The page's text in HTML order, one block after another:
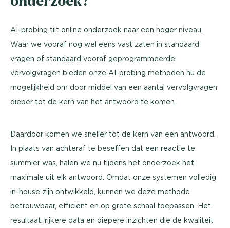
AI-probing tilt online onderzoek naar een hoger niveau.
Waar we vooraf nog wel eens vast zaten in standaard
vragen of standaard vooraf geprogrammeerde
vervolgvragen bieden onze AI-probing methoden nu de
mogelijkheid om door middel van een aantal vervolgvragen
dieper tot de kern van het antwoord te komen.
Daardoor komen we sneller tot de kern van een antwoord.
In plaats van achteraf te beseffen dat een reactie te
summier was, halen we nu tijdens het onderzoek het
maximale uit elk antwoord. Omdat onze systemen volledig
in-house zijn ontwikkeld, kunnen we deze methode
betrouwbaar, efficiënt en op grote schaal toepassen. Het
resultaat: rijkere data en diepere inzichten die de kwaliteit